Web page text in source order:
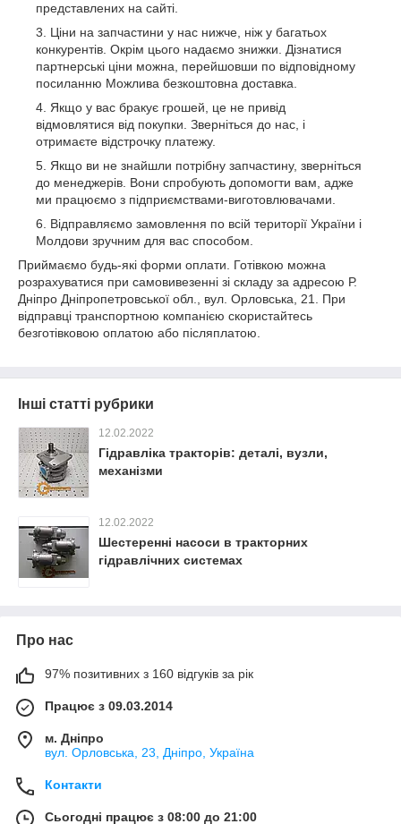
представлених на сайті.
Ціни на запчастини у нас нижче, ніж у багатьох
конкурентів. Окрім цього надаємо знижки. Дізнатися
партнерські ціни можна, перейшовши по відповідному
посиланню Можлива безкоштовна доставка.
Якщо у вас бракує грошей, це не привід
відмовлятися від покупки. Зверніться до нас, і
отримаєте відстрочку платежу.
Якщо ви не знайшли потрібну запчастину, зверніться
до менеджерів. Вони спробують допомогти вам, адже
ми працюємо з підприємствами-виготовлювачами.
Відправляємо замовлення по всій території України і
Молдови зручним для вас способом.
Приймаємо будь-які форми оплати. Готівкою можна
розрахуватися при самовивезенні зі складу за адресою Р.
Дніпро Дніпропетровської обл., вул. Орловська, 21. При
відправці транспортною компанією скористайтесь
безготівковою оплатою або післяплатою.
Інші статті рубрики
12.02.2022
Гідравліка тракторів: деталі, вузли,
механізми
12.02.2022
Шестеренні насоси в тракторних
гідравлічних системах
Про нас
97% позитивних з 160 відгуків за рік
Працює з 09.03.2014
м. Дніпро
вул. Орловська, 23, Дніпро, Україна
Контакти
Сьогодні працює з 08:00 до 21:00